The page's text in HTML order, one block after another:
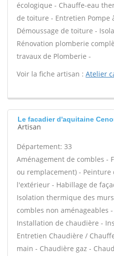
écologique - Chauffe-eau
de toiture - Entretien Pompe
Démoussage de toiture -
Rénovation plomberie
travaux de Plomberie -
Voir la fiche artisan : Atelier
Le facadier d'aquitaine
Artisan
Département: 33
Aménagement de combles -
ou remplacement) -
l'extérieur - Habillage de
Isolation thermique des
combles non aménageables
Installation de chaudière -
Entretien Chaudière /
main - Chaudière gaz -